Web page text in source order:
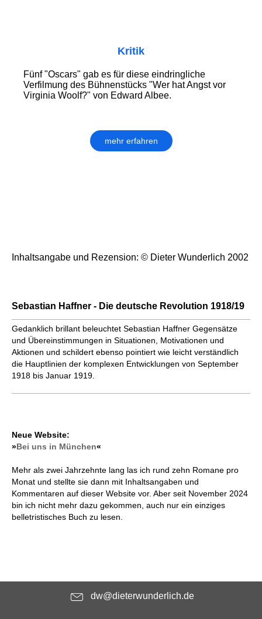
Kritik
Fünf "Oscars" gab es für diese eindringliche
Verfilmung des Bühnenstücks "Wer hat Angst vor
Virginia Woolf?" von Edward Albee.
mehr erfahren
Inhaltsangabe und Rezension: © Dieter Wunderlich 2002
Sebastian Haffner - Die deutsche Revolution 1918/19
Gedanklich brillant beleuchtet Sebastian Haffner Gegensätze
und Übereinstimmungen in Situationen, Motivationen und
Aktionen und schildert ebenso pointiert wie leicht verständlich
die Hauptlinien der komplexen Entwicklungen von September
1918 bis Januar 1919.
Neue Website:
»Bei uns in München«
Mehr als zwei Jahrzehnte lang las ich rund zehn Romane pro
Monat und stellte sie dann mit Inhaltsangaben und
Kommentaren auf dieser Website vor. Aber seit November 2024
bin ich nicht mehr dazu gekommen, auch nur ein einziges
belletristisches Buch zu lesen.
dw@dieterwunderlich.de